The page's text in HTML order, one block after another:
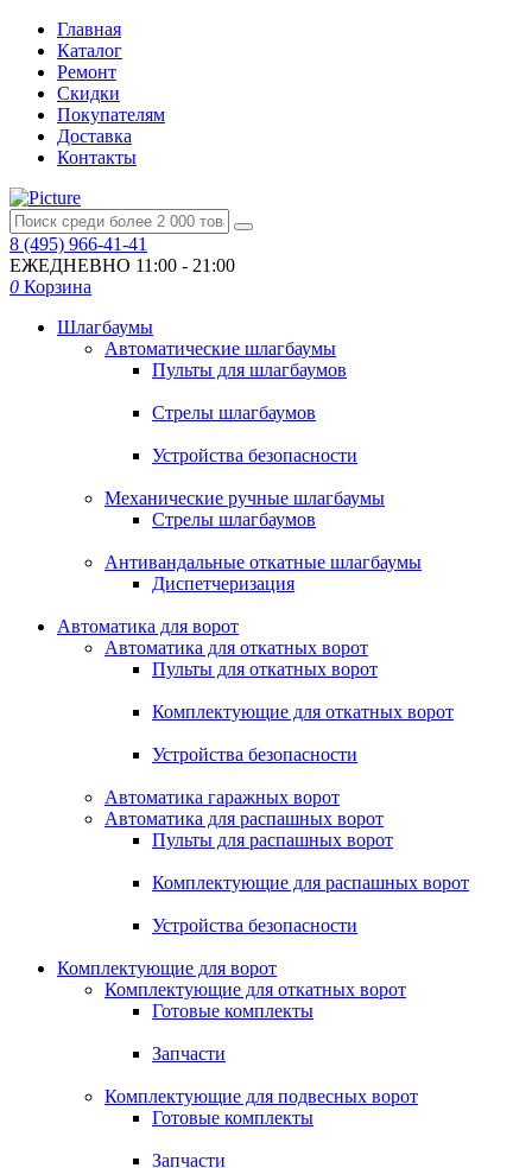
Главная
Каталог
Ремонт
Скидки
Покупателям
Доставка
Контакты
8 (495) 966-41-41
ЕЖЕДНЕВНО 11:00 - 21:00
0 Корзина
Шлагбаумы
Автоматические шлагбаумы
Пульты для шлагбаумов
Стрелы шлагбаумов
Устройства безопасности
Механические ручные шлагбаумы
Стрелы шлагбаумов
Антивандальные откатные шлагбаумы
Диспетчеризация
Автоматика для ворот
Автоматика для откатных ворот
Пульты для откатных ворот
Комплектующие для откатных ворот
Устройства безопасности
Автоматика гаражных ворот
Автоматика для распашных ворот
Пульты для распашных ворот
Комплектующие для распашных ворот
Устройства безопасности
Комплектующие для ворот
Комплектующие для откатных ворот
Готовые комплекты
Запчасти
Комплектующие для подвесных ворот
Готовые комплекты
Запчасти